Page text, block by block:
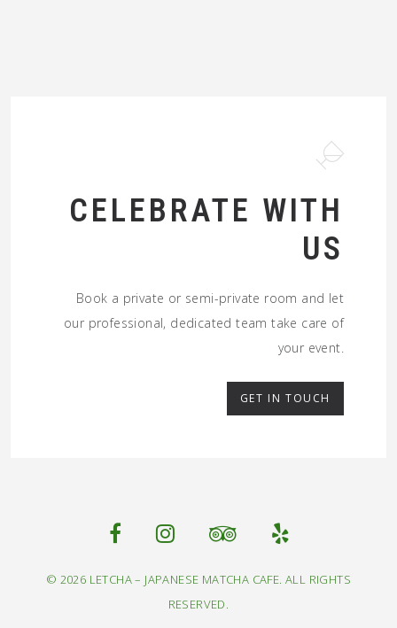
CELEBRATE WITH
US
Book a private or semi-private room and let
our professional, dedicated team take care of
your event.
GET IN TOUCH
© 2026 LETCHA – JAPANESE MATCHA CAFE. ALL RIGHTS
RESERVED.